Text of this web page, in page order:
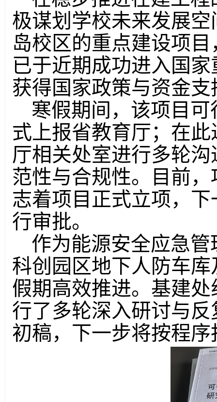
极谋划学校未来发展
岛校区的重点建设项
已于近期成功进入国
获得国家政策与资金
寒假期间，该项目
式上报省教育厅；在
厅相关处室进行多轮
范性与合规性。目前
志着项目正式立项，
行审批。
作为能源安全应急
科创园区地下人防车
假期高效推进。基建
行了多轮深入研讨与
初稿，下一步将按程